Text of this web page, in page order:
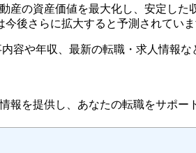
産の資産価値を最大化し、安定した
後さらに拡大すると予測されていま
容や年収、最新の転職・求人情報な
を提供し、あなたの転職をサポー